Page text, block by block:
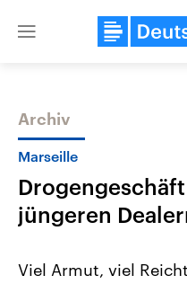
Close
Themen
Archiv
Marseille
jüngeren
Viel Armut, viel